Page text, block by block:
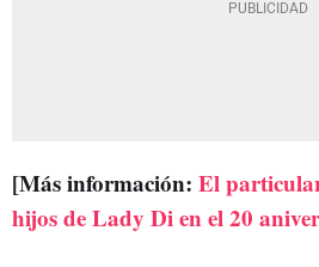
[Más información: El
hijos de Lady Di en el 20